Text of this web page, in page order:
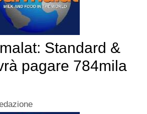
Standard &
pagare 784mila